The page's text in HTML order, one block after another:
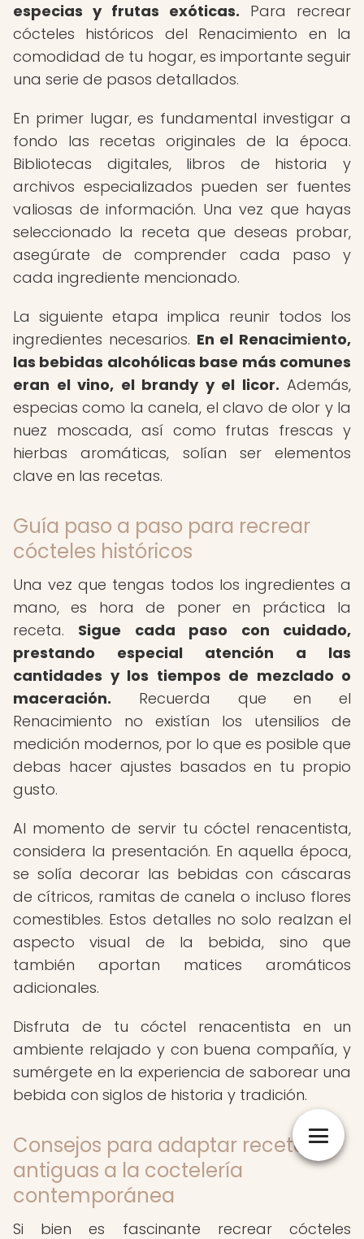
especias y frutas exóticas. Para recrear
cócteles históricos del Renacimiento en la
comodidad de tu hogar, es importante seguir
una serie de pasos detallados.
En primer lugar, es fundamental investigar a
fondo las recetas originales de la época.
Bibliotecas digitales, libros de historia y
archivos especializados pueden ser fuentes
valiosas de información. Una vez que hayas
seleccionado la receta que deseas probar,
asegúrate de comprender cada paso y
cada ingrediente mencionado.
La siguiente etapa implica reunir todos los
ingredientes necesarios. En el Renacimiento,
las bebidas alcohólicas base más comunes
eran el vino, el brandy y el licor. Además,
especias como la canela, el clavo de olor y la
nuez moscada, así como frutas frescas y
hierbas aromáticas, solían ser elementos
clave en las recetas.
Guía paso a paso para recrear
cócteles históricos
Una vez que tengas todos los ingredientes a
mano, es hora de poner en práctica la
receta. Sigue cada paso con cuidado,
prestando especial atención a las
cantidades y los tiempos de mezclado o
maceración. Recuerda que en el
Renacimiento no existían los utensilios de
medición modernos, por lo que es posible que
debas hacer ajustes basados en tu propio
gusto.
Al momento de servir tu cóctel renacentista,
considera la presentación. En aquella época,
se solía decorar las bebidas con cáscaras
de cítricos, ramitas de canela o incluso flores
comestibles. Estos detalles no solo realzan el
aspecto visual de la bebida, sino que
también aportan matices aromáticos
adicionales.
Disfruta de tu cóctel renacentista en un
ambiente relajado y con buena compañía, y
sumérgete en la experiencia de saborear una
bebida con siglos de historia y tradición.
Consejos para adaptar recetas
antiguas a la coctelería
contemporánea
Si bien es fascinante recrear cócteles